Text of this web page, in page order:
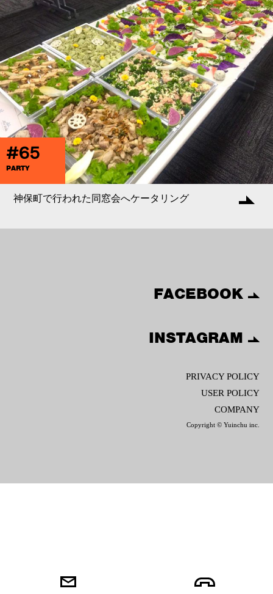
#65
PARTY
神保町で行われた同窓会へケータリング
FACEBOOK
INSTAGRAM
PRIVACY POLICY
USER POLICY
COMPANY
Copyright © Yuinchu inc.